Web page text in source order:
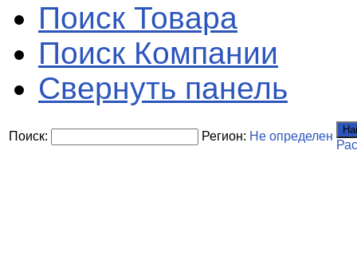
Поиск Товара
Поиск Компании
Свернуть панель
Поиск: Регион: Не определен